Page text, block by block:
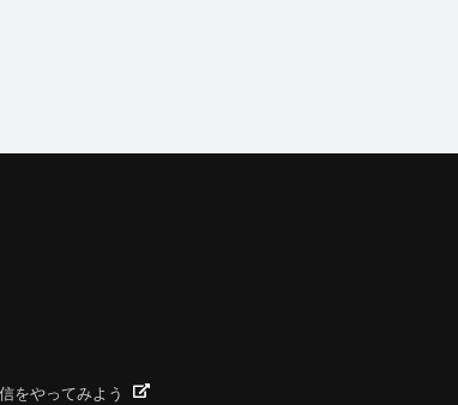
をやってみよう